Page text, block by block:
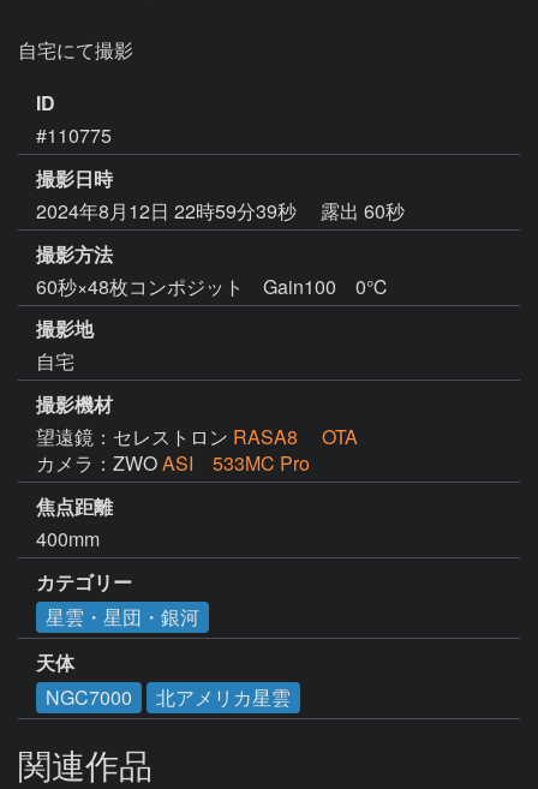
ID
#110775
撮影日時
2024年8月12日 22時59分39秒
露出 60秒
撮影方法
60秒×48枚コンポジット Gain100 0℃
撮影地
自宅
撮影機材
望遠鏡：セレストロン RASA8 OTA
カメラ：ZWOASI 533MC Pro
焦点距離
400mm
カテゴリー
星雲・星団・銀河
天体
NGC7000
北アメリカ星雲
関連作品